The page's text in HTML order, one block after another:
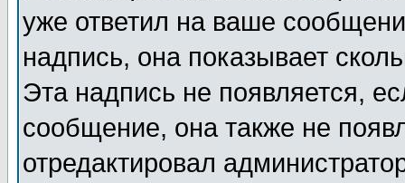
уже ответил на ваше
надпись, она показывает
Эта надпись не появляется,
сообщение, она также не
отредактировал